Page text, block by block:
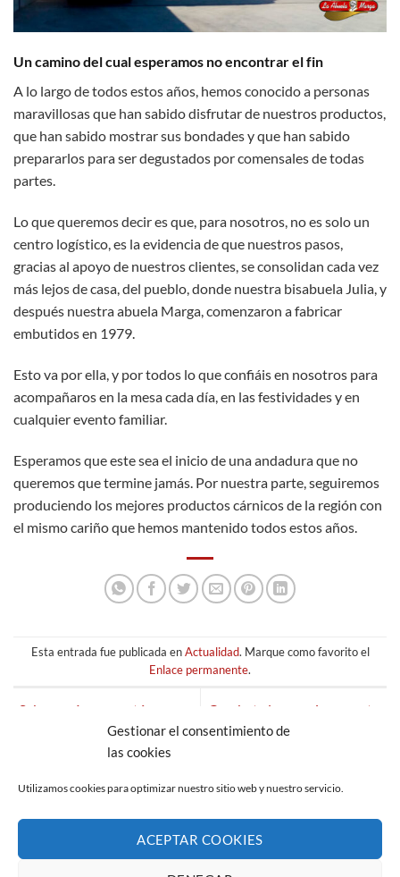
Gestionar el consentimiento de
las cookies
Utilizamos cookies para optimizar nuestro sitio web y nuestro servicio.
ACEPTAR COOKIES
Un camino del cual esperamos no encontrar el fin
A lo largo de todos estos años, hemos conocido a personas
maravillosas que han sabido disfrutar de nuestros productos,
que han sabido mostrar sus bondades y que han sabido
prepararlos para ser degustados por comensales de todas
partes.
Lo que queremos decir es que, para nosotros, no es solo un
centro logístico, es la evidencia de que nuestros pasos,
gracias al apoyo de nuestros clientes, se consolidan cada vez
más lejos de casa, del pueblo, donde nuestra bisabuela Julia, y
después nuestra abuela Marga, comenzaron a fabricar
embutidos en 1979.
Esto va por ella, y por todos lo que confiáis en nosotros para
acompañaros en la mesa cada día, en las festividades y en
cualquier evento familiar.
Esperamos que este sea el inicio de una andadura que no
queremos que termine jamás. Por nuestra parte, seguiremos
produciendo los mejores productos cárnicos de la región con
el mismo cariño que hemos mantenido todos estos años.
Esta entrada fue publicada enActualidad. Marque como favorito el
Enlace permanente.
¿Sabes qué carne estás
Combate la anemia con estos
AVISO LEGAL
POLÍTICA DE PRIVACIDAD